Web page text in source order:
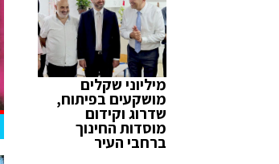
מיליוני שקלים
מושקעים בפיתוח,
שדרוג וקידום
מוסדות החינוך
ברחבי העיר